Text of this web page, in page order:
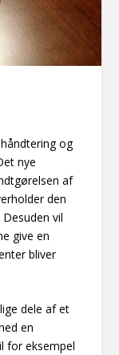
og
nye
af
den
vil
give en
bliver
dele af et
en
for eksempel